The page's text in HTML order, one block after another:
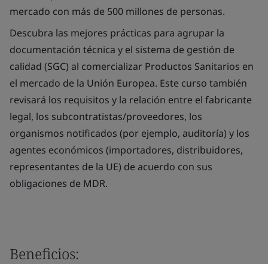
mercado con más de 500 millones de personas.
Descubra las mejores prácticas para agrupar la
documentación técnica y el sistema de gestión de
calidad (SGC) al comercializar Productos Sanitarios en
el mercado de la Unión Europea. Este curso también
revisará los requisitos y la relación entre el fabricante
legal, los subcontratistas/proveedores, los
organismos notificados (por ejemplo, auditoría) y los
agentes económicos (importadores, distribuidores,
representantes de la UE) de acuerdo con sus
obligaciones de MDR.
Beneficios: